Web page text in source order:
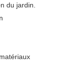
du jardin.